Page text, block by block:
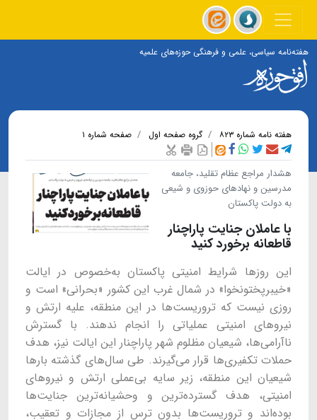
هفته‌نامه سیاسی، علمی و فرهنگی حوزه‌های علمیه
هفته نامه شماره ۸۲۳ گروه صفحه اول صفحه شماره ۱
هشدار مراجع عظام تقلید، جامعه
مدرسین و نهادهای حوزوی و شیعی
به دولت پاکستان
با عاملان جنایت پاراچنار
قاطعانه برخورد کنید
این روزها شرایط امنیتی پاکستان به‌خصوص در ایالت
«خیبرپختونخوا» در شمال غرب این کشور «بحرانی» است و
روزی نیست که تروریست‌ها در این منطقه، علیه ارتش و
نیروهای امنیتی عملیاتی را انجام ندهند. با گسترش
ناآرامی‌ها، شیعیان مظلوم شهر پاراچنار این ایالت نیز، هدف
حملات تکفیری‌ها قرار می‌گیرند. طی سال‌های گذشته بارها
شیعیان این منطقه، زیر سایه بی‌عملی ارتش و نیروهای
امنیتی، هدف گسترده‌ترین و وحشیانه‌ترین جنایت‌ها
بوده‌اند و تروریست‌ها بدون ترس از مجازات و تعقیب،